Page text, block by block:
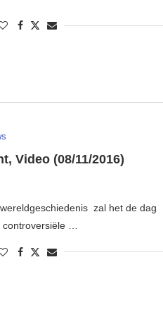
Video (08/11/2016)
zal het de dag
…